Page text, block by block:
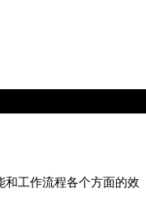
和工作流程各个方面的效